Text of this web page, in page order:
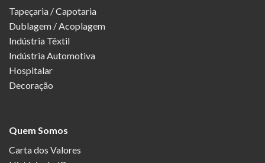
Tapeçaria / Capotaria
Dublagem / Acoplagem
Indústria Têxtil
Indústria Automotiva
Hospitalar
Decoração
Quem Somos
Carta dos Valores